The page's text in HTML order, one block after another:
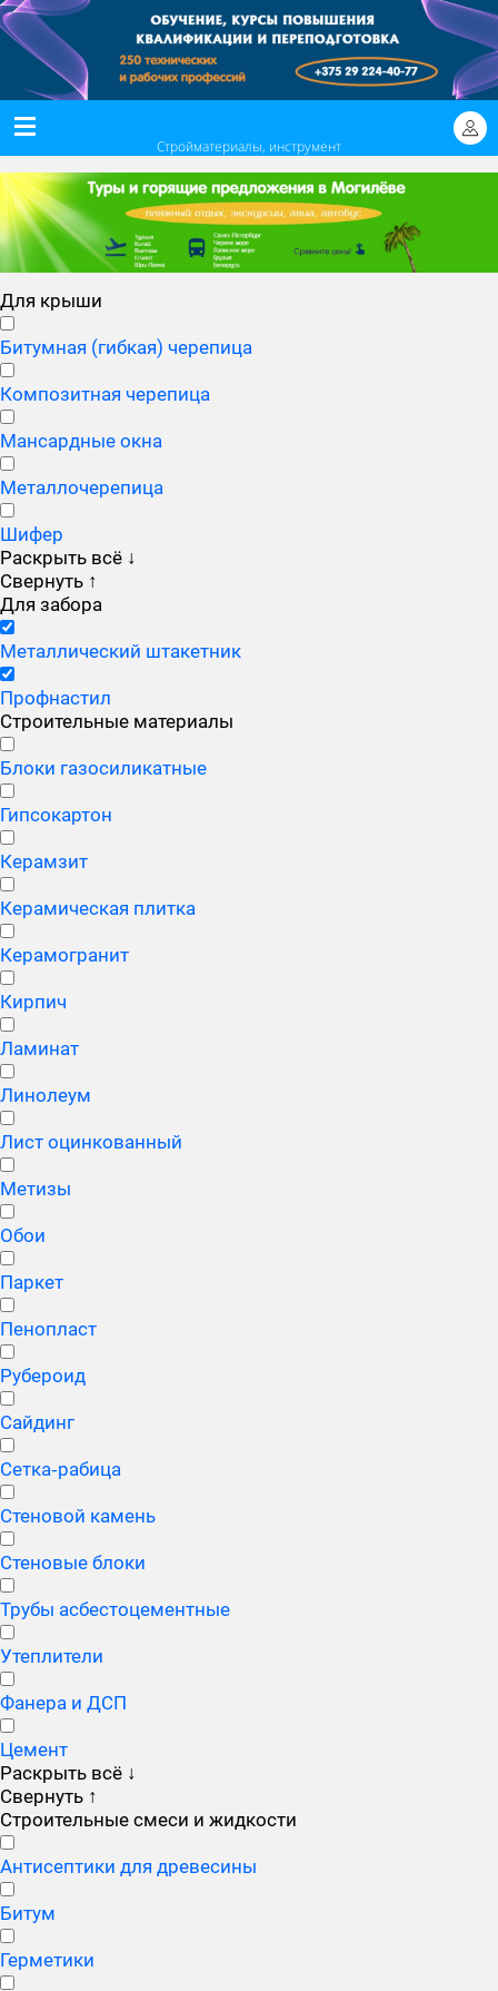
Стройматериалы, инструмент
Для крыши
Битумная (гибкая) черепица
Композитная черепица
Мансардные окна
Металлочерепица
Шифер
Раскрыть всё ↓
Свернуть ↑
Для забора
Металлический штакетник
Профнастил
Строительные материалы
Блоки газосиликатные
Гипсокартон
Керамзит
Керамическая плитка
Керамогранит
Кирпич
Ламинат
Линолеум
Лист оцинкованный
Метизы
Обои
Паркет
Пенопласт
Рубероид
Сайдинг
Сетка‑рабица
Стеновой камень
Стеновые блоки
Трубы асбестоцементные
Утеплители
Фанера и ДСП
Цемент
Раскрыть всё ↓
Свернуть ↑
Строительные смеси и жидкости
Антисептики для древесины
Битум
Герметики